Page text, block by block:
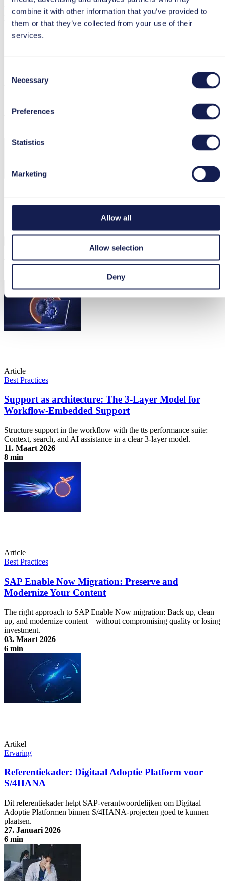
combine it with other information that you’ve provided to
them or that they’ve collected from your use of their
services.
Selection
Necessary
Preferences
Statistics
Marketing
Allow all
Allow selection
Deny
the field of performance support and user enablement for over 20
years.
Meer over Britt Bürgy
Newsletter
Schrijf je nu in en mis nooit meer een bijdrage!
Verwante artikelen
Article
Best Practices
Support as architecture: The 3-Layer Model for
Workflow-Embedded Support
Structure support in the workflow with the tts performance suite:
Context, search, and AI assistance in a clear 3-layer model.
11. Maart 2026
8 min
Article
Best Practices
SAP Enable Now Migration: Preserve and
Modernize Your Content
The right approach to SAP Enable Now migration: Back up, clean
up, and modernize content—without compromising quality or losing
investment.
03. Maart 2026
6 min
SAP Enable Now Migration: Preserve and Modernize Your Content
Artikel
Ervaring
Referentiekader: Digitaal Adoptie Platform voor
S/4HANA
Dit referentiekader helpt SAP-verantwoordelijken om Digitaal
Adoptie Platformen binnen S/4HANA-projecten goed te kunnen
plaatsen.
27. Januari 2026
6 min
Referentiekader: Digitaal Adoptie Platform voor S/4HANA